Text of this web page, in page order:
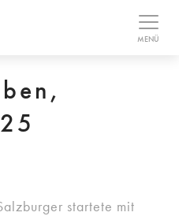
MENÜ
startete mit